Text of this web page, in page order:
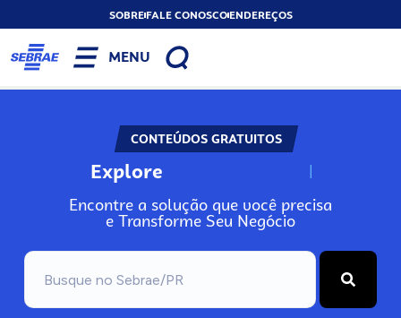
SOBREFALE CONOSCOENDEREÇOS
MENU
CONTEÚDOS GRATUITOS
Explore N
Encontre a solução que você precisa
e Transforme Seu Negócio